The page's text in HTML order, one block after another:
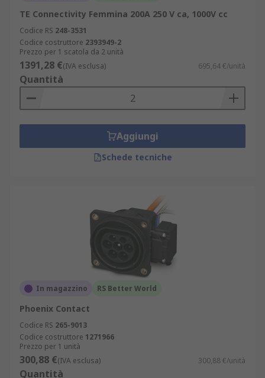
TE Connectivity Femmina 200A 250 V ca, 1000V cc
Codice RS 248-3531
Codice costruttore 2393949-2
Prezzo per 1 scatola da 2 unità
1391,28 €(IVA esclusa) 695,64 €/unità
Quantità
Aggiungi
Schede tecniche
In magazzino RS Better World
Phoenix Contact
Codice RS 265-9013
Codice costruttore 1271966
Prezzo per 1 unità
300,88 €(IVA esclusa) 300,88 €/unità
Quantità